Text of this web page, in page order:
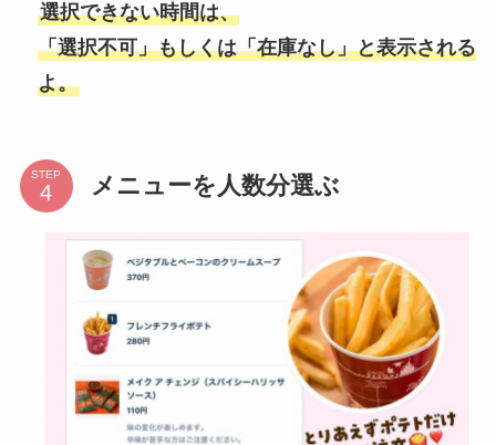
選択できない時間は、
「選択不可」もしくは「在庫なし」と表示される
よ。
STEP メニューを人数分選ぶ